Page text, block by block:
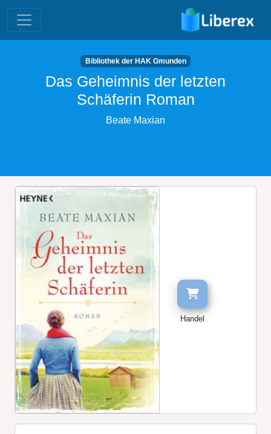
Bibliothek der HAK Gmunden
Das Geheimnis der letzten
Schäferin Roman
Beate Maxian
Handel